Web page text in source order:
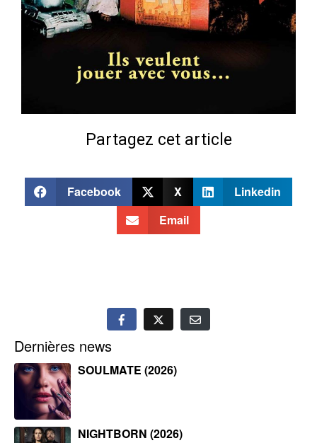
Partagez cet article
Facebook X
Linkedin
Email
Dernières news
SOULMATE (2026)
NIGHTBORN (2026)